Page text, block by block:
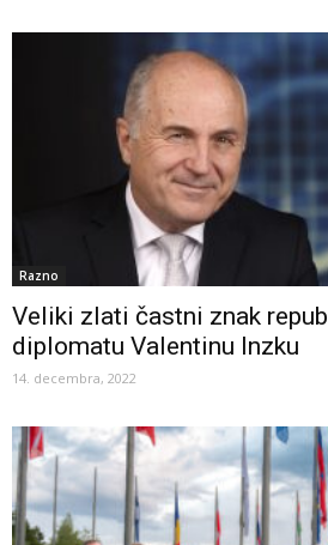
Razno
Veliki zlati častni znak
diplomatu Valentinu Inzku
14. decembra, 2022